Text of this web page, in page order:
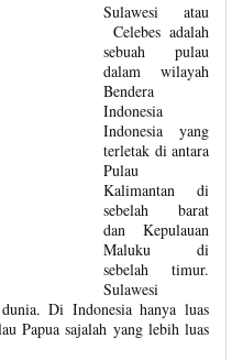
Sulawesi atau
Celebes adalah
sebuah pulau
dalam wilayah
Bendera
Indonesia
Indonesia yang
terletak di antara
Pulau
Kalimantan di
sebelah barat
dan Kepulauan
Maluku di
sebelah timur.
Sulawesi
Di Indonesia hanya luas
Papua sajalah yang lebih luas